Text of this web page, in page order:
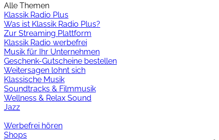
Alle Themen
Klassik Radio Plus
Was ist Klassik Radio Plus?
Zur Streaming Plattform
Klassik Radio werbefrei
Musik für Ihr Unternehmen
Geschenk-Gutscheine bestellen
Weitersagen lohnt sich
Klassische Musik
Soundtracks & Filmmusik
Wellness & Relax Sound
Jazz
Werbefrei hören
Shops